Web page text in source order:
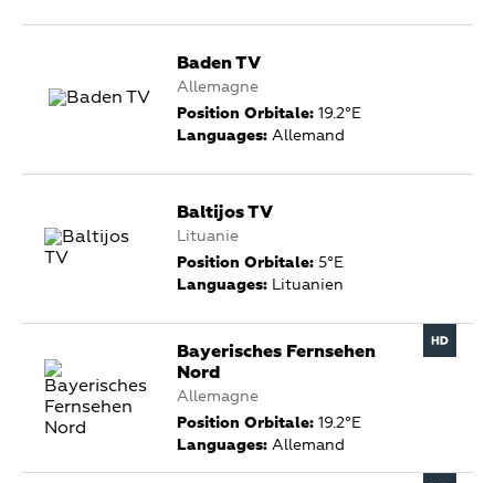
Baden TV
Allemagne
Position Orbitale: 19.2°E
Languages: Allemand
Baltijos TV
Lituanie
Position Orbitale: 5°E
Languages: Lituanien
Bayerisches Fernsehen
Nord
Allemagne
Position Orbitale: 19.2°E
Languages: Allemand